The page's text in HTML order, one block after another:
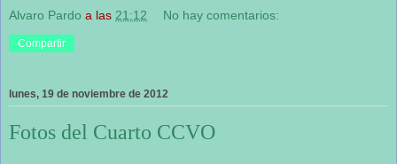
Alvaro Pardo a las 21:12 No hay comentarios:
Compartir
lunes, 19 de noviembre de 2012
Fotos del Cuarto CCVO